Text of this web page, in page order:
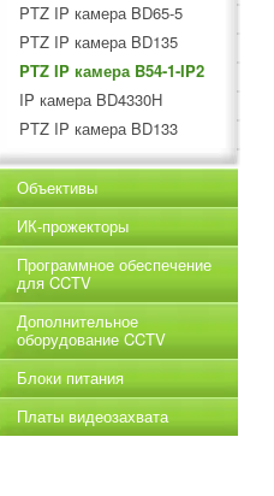
PTZ IP камера BD65-5
PTZ IP камера BD135
PTZ IP камера B54-1-IP2
IP камера BD4330H
PTZ IP камера BD133
Объективы
ИК-прожекторы
Программное обеспечение
для CCTV
Дополнительное
оборудование CCTV
Блоки питания
Платы видеозахвата